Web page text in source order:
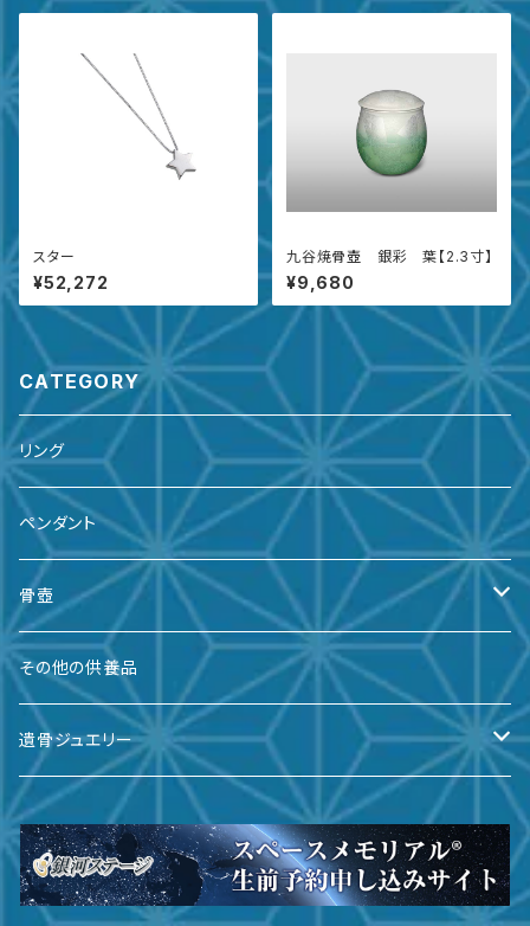
スター
¥52,272
九谷焼骨壺 銀彩 葉【2.3寸】
¥9,680
CATEGORY
リング
ペンダント
骨壺
備前焼
九谷焼
有田焼
瀬戸焼
その他の供養品
遺骨ジュエリー
遺骨ダイヤ
台座・リング